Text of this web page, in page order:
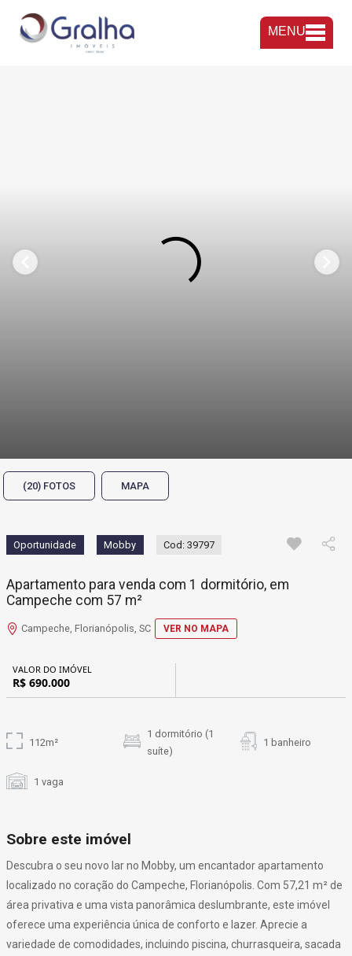
MENU
(20) FOTOS MAPA
Oportunidade Mobby Cod: 39797
Apartamento para venda com 1 dormitório, em
Campeche com 57 m²
Campeche, Florianópolis, SC VER NO MAPA
VALOR DO IMÓVEL
R$ 690.000
112m²
1 dormitório (1
suíte)
1 banheiro
1 vaga
Sobre este imóvel
Descubra o seu novo lar no Mobby, um encantador apartamento
localizado no coração do Campeche, Florianópolis. Com 57,21 m² de
área privativa e uma vista panorâmica deslumbrante, este imóvel
oferece uma experiência única de conforto e lazer. Aprecie a
variedade de comodidades, incluindo piscina, churrasqueira, sacada